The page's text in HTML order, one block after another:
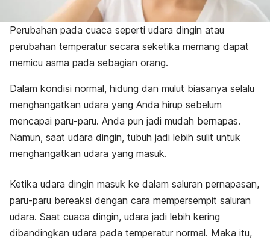
Perubahan pada cuaca seperti udara dingin atau
perubahan temperatur secara seketika memang dapat
memicu asma pada sebagian orang.
Dalam kondisi normal, hidung dan mulut biasanya selalu
menghangatkan udara yang Anda hirup sebelum
mencapai paru-paru. Anda pun jadi mudah bernapas.
Namun, saat udara dingin, tubuh jadi lebih sulit untuk
menghangatkan udara yang masuk.
Ketika udara dingin masuk ke dalam saluran pernapasan,
paru-paru bereaksi dengan cara mempersempit saluran
udara. Saat cuaca dingin, udara jadi lebih kering
dibandingkan udara pada temperatur normal. Maka itu,